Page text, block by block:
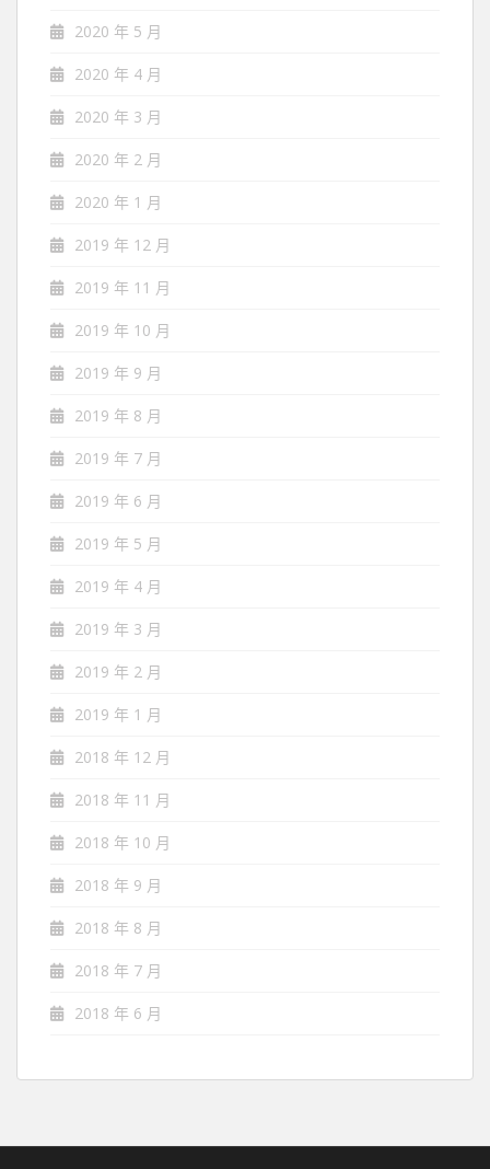
2020 年 5 月
2020 年 4 月
2020 年 3 月
2020 年 2 月
2020 年 1 月
2019 年 12 月
2019 年 11 月
2019 年 10 月
2019 年 9 月
2019 年 8 月
2019 年 7 月
2019 年 6 月
2019 年 5 月
2019 年 4 月
2019 年 3 月
2019 年 2 月
2019 年 1 月
2018 年 12 月
2018 年 11 月
2018 年 10 月
2018 年 9 月
2018 年 8 月
2018 年 7 月
2018 年 6 月